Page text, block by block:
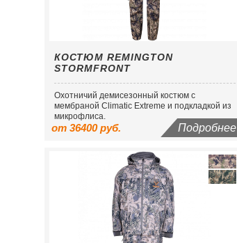
КОСТЮМ REMINGTON
STORMFRONT
Охотничий демисезонный костюм с
мембраной Сlimatic Extreme и подкладкой из
микрофлиса.
от 36400 руб. Подробнее